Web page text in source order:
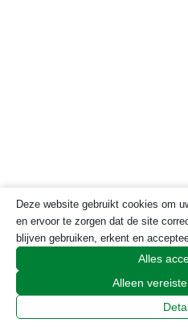
Footer
Deze website gebruikt cookies om
en ervoor te zorgen dat de site
blijven gebruiken, erkent en
Alles
Alleen